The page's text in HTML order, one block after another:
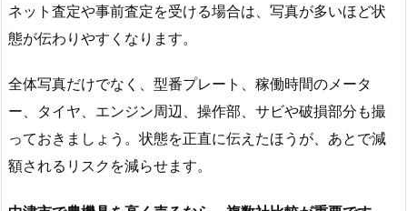
ネット査定や事前査定を受ける場合は、写真が多いほど状
態が伝わりやすくなります。
全体写真だけでなく、型番プレート、稼働時間のメータ
ー、タイヤ、エンジン周辺、操作部、サビや破損部分も撮
っておきましょう。状態を正直に伝えたほうが、あとで減
額されるリスクを減らせます。